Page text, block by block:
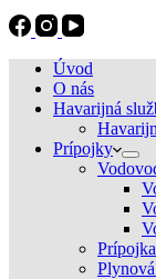
Úvod
O nás
Havarijná
Prípojky